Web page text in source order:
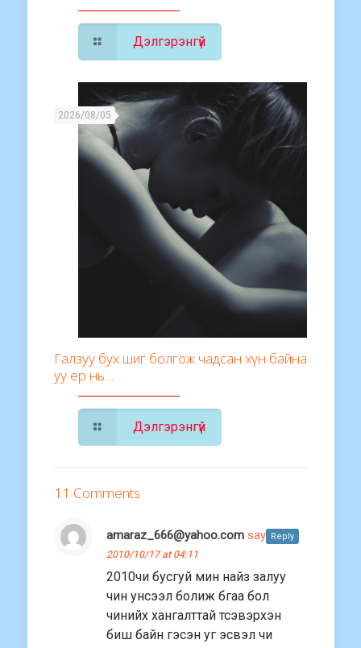
Дэлгэрэнгүй
2026/08/05
Галзуу бух шиг болгож чадсан хүн байна
уу ер нь…
Дэлгэрэнгүй
11 Comments
amaraz_666@yahoo.com says:
2010/10/17 at 04:11
2010чи бусгуй мин найз залуу
чин унсээл болиж бгаа бол
чинийх хангалттай тсэвэрхэн
биш байн гэсэн уг эсвэл чи
Reply